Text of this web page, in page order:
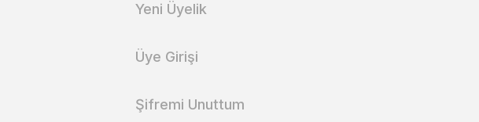
Yeni Üyelik
Üye Girişi
Şifremi Unuttum